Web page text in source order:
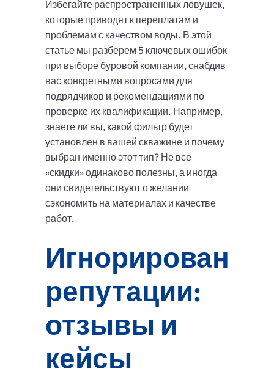
Избегайте распространенных ловушек,
которые приводят к переплатам и
проблемам с качеством воды. В этой
статье мы разберем 5 ключевых ошибок
при выборе буровой компании, снабдив
вас конкретными вопросами для
подрядчиков и рекомендациями по
проверке их квалификации. Например,
знаете ли вы, какой фильтр будет
установлен в вашей скважине и почему
выбран именно этот тип? Не все
«скидки» одинаково полезны, а иногда
они свидетельствуют о желании
сэкономить на материалах и качестве
работ.
Игнорирование
репутации:
отзывы и
кейсы